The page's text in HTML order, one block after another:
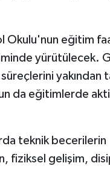
Okulu'nun eğitim
yürütülecek.
yakından
da eğitimlerde
teknik becerilerin
fiziksel gelişim,